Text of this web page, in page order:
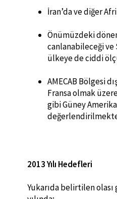
İran’da ve diğer
Önümüzdeki
canlanabileceği ve
ülkeye de ciddi
AMECAB Bölgesi
Fransa olmak
gibi Güney
2013 Yılı Hedefleri
Yukarıda belirtilen